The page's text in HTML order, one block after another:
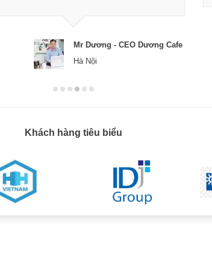
Mr Dương - CEO Dương Cafe
Hà Nội
Khách hàng tiêu biểu